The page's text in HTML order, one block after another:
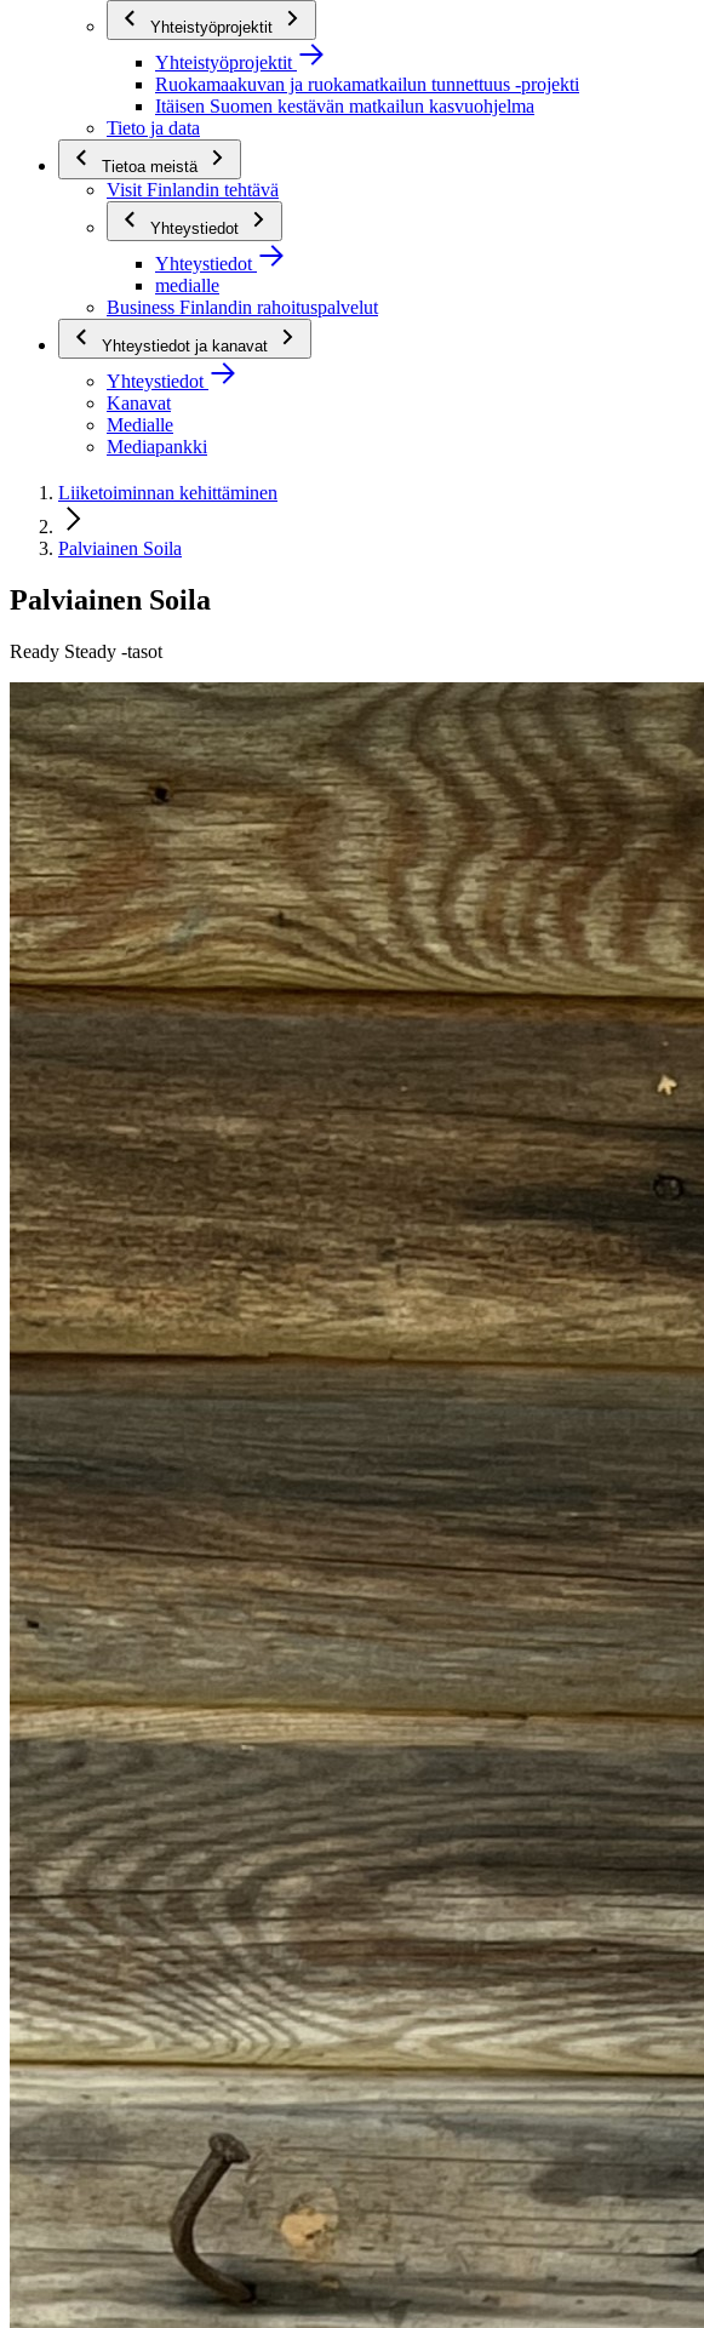
Yhteistyöprojektit
Yhteistyöprojektit
Ruokamaakuvan ja ruokamatkailun tunnettuus -projekti
Itäisen Suomen kestävän matkailun kasvuohjelma
Tieto ja data
Tietoa meistä
Visit Finlandin tehtävä
Yhteystiedot
Yhteystiedot
medialle
Business Finlandin rahoituspalvelut
Yhteystiedot ja kanavat
Yhteystiedot
Kanavat
Medialle
Mediapankki
Liiketoiminnan kehittäminen
Palviainen Soila
Palviainen Soila
Ready Steady -tasot